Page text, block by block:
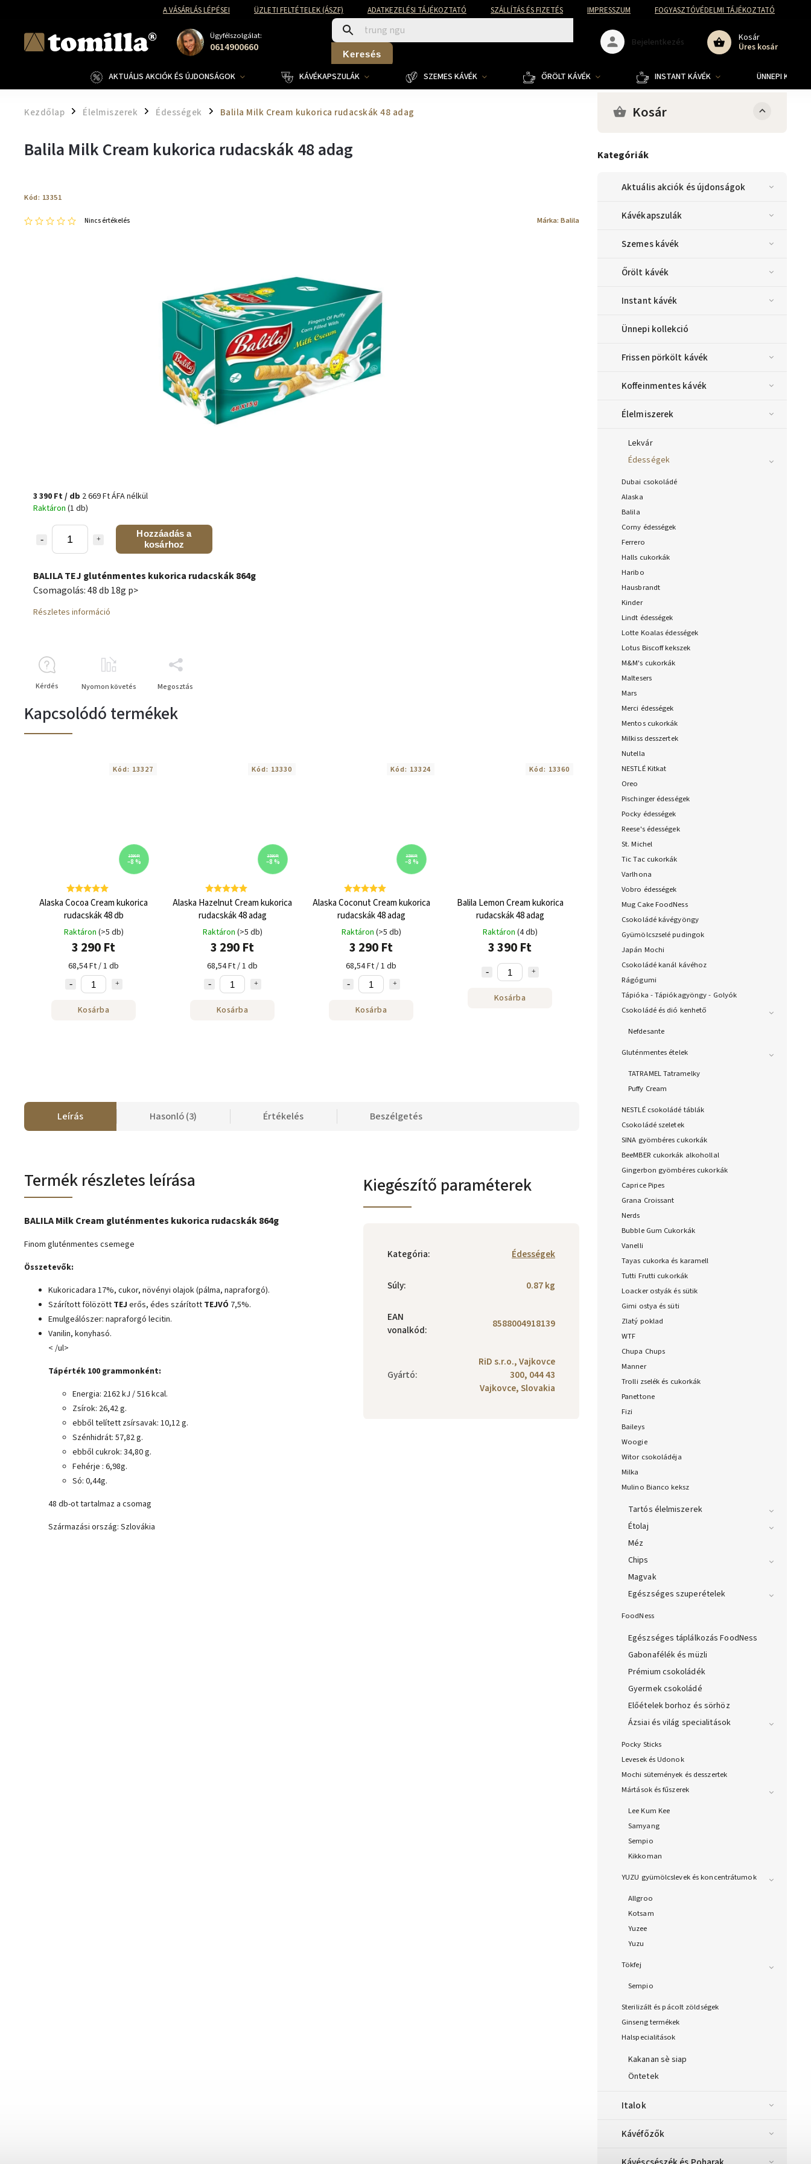
A VÁSÁRLÁS LÉPÉSEI ÜZLETI FELTÉTELEK (ÁSZF) ADATKEZELÉSI TÁJÉKOZTATÓ SZÁLLÍTÁS ÉS FIZETÉS IMPRESSZUM FOGYASZTÓVÉDELMI TÁJÉKOZTATÓ
Ügyfélszolgálat:
0614900660 Keresés
Kosár
Üres kosár
Bejelentkezés
AKTUÁLIS AKCIÓK ÉS ÚJDONSÁGOK KÁVÉKAPSZULÁK SZEMES KÁVÉK ŐRÖLT KÁVÉK INSTANT KÁVÉK ÜNNEPI
Kezdőlap / Élelmiszerek / Édességek / Balila Milk Cream kukorica rudacskák 48 adag Kosár
Kategóriák
Aktuális akciók és újdonságok
Kávékapszulák
Szemes kávék
Őrölt kávék
Instant kávék
Ünnepi kollekció
Frissen pörkölt kávék
Koffeinmentes kávék
Élelmiszerek
Lekvár
Édességek
Dubai csokoládé
Alaska
Balila
Corny édességek
Ferrero
Halls cukorkák
Haribo
Hausbrandt
Kinder
Lindt édességek
Lotte Koalas édességek
Lotus Biscoff kekszek
M&M's cukorkák
Maltesers
Mars
Merci édességek
Mentos cukorkák
Milkiss desszertek
Nutella
NESTLÉ Kitkat
Oreo
Pischinger édességek
Pocky édességek
Reese's édességek
St. Michel
Tic Tac cukorkák
Varlhona
Vobro édességek
Mug Cake FoodNess
Csokoládé kávégyöngy
Gyümölcszselé pudingok
Japán Mochi
Csokoládé kanál kávéhoz
Rágógumi
Tápióka - Tápiókagyöngy - Golyók
Csokoládé és dió kenhető
Nefdesante
Gluténmentes ételek
TATRAMEL Tatramelky
Puffy Cream
NESTLÉ csokoládé táblák
Csokoládé szeletek
SINA gyömbéres cukorkák
BeeMBER cukorkák alkohollal
Gingerbon gyömbéres cukorkák
Caprice Pipes
Grana Croissant
Nerds
Bubble Gum Cukorkák
Vanelli
Tayas cukorka és karamell
Tutti Frutti cukorkák
Loacker ostyák és sütik
Gimi ostya és süti
Zlatý poklad
WTF
Chupa Chups
Manner
Trolli zselék és cukorkák
Panettone
Fizi
Baileys
Woogie
Witor csokoládéja
Milka
Mulino Bianco keksz
Tartós élelmiszerek
Étolaj
Méz
Chips
Magvak
Egészséges szuperételek
FoodNess
Egészséges táplálkozás FoodNess
Gabonafélék és müzli
Prémium csokoládék
Gyermek csokoládé
Előételek borhoz és sörhöz
Ázsiai és világ specialitások
Pocky Sticks
Levesek és Udonok
Mochi sütemények és desszertek
Mártások és fűszerek
Lee Kum Kee
Samyang
Sempio
Kikkoman
YUZU gyümölcslevek és koncentrátumok
Allgroo
Kotsam
Yuzee
Yuzu
Tökfej
Sempio
Sterilizált és pácolt zöldségek
Ginseng termékek
Halspecialitások
Kakanan sè siap
Öntetek
Italok
Kávéfőzők
Balila Milk Cream kukorica rudacskák 48 adag
Kód: 13351
Nincs értékelés Márka: Balila
3 390 Ft/ db 2 669 Ft ÁFA nélkül
Raktáron (1 db)
Hozzáadás a
kosárhoz
BALILA TEJ gluténmentes kukorica rudacskák 864g
Csomagolás: 48 db 18g p>
Részletes információ
Kérdés Nyomon követés Megosztás
Kapcsolódó termékek
3 590 Ft
–8 %
Alaska Cocoa Cream kukorica
rudacskák 48 db
Raktáron (>5 db)
3 290 Ft
68,54 Ft / 1 db
Kosárba
Kód: 13327
3 590 Ft
–8 %
Alaska Hazelnut Cream kukorica
rudacskák 48 adag
Raktáron (>5 db)
3 290 Ft
68,54 Ft / 1 db
Kosárba
Kód: 13330
3 590 Ft
–8 %
Alaska Coconut Cream kukorica
rudacskák 48 adag
Raktáron (>5 db)
3 290 Ft
68,54 Ft / 1 db
Kosárba
Kód: 13324
Balila Lemon Cream kukorica
rudacskák 48 adag
Raktáron (4 db)
3 390 Ft
Kosárba
Kód: 13360
Leírás Hasonló (3) Értékelés Beszélgetés
Termék részletes leírása
BALILA Milk Cream gluténmentes kukorica rudacskák 864g
Finom gluténmentes csemege
Összetevők:
Kukoricadara 17%, cukor, növényi olajok (pálma, napraforgó).
Szárított fölözött TEJ erős, édes szárított TEJVÓ 7,5%.
Emulgeálószer: napraforgó lecitin.
Vanilin, konyhasó.
< /ul>
Tápérték 100 grammonként:
Energia: 2162 kJ / 516 kcal.
Zsírok: 26,42 g.
ebből telített zsírsavak: 10,12 g.
Szénhidrát: 57,82 g.
ebből cukrok: 34,80 g.
Fehérje : 6,98g.
Só: 0,44g.
48 db-ot tartalmaz a csomag
Származási ország: Szlovákia
Kiegészítő paraméterek
Kategória: Édességek
Súly: 0.87 kg
EAN
vonalkód: 8588004918139
Gyártó:
RiD s.r.o., Vajkovce
300, 044 43
Vajkovce, Slovakia